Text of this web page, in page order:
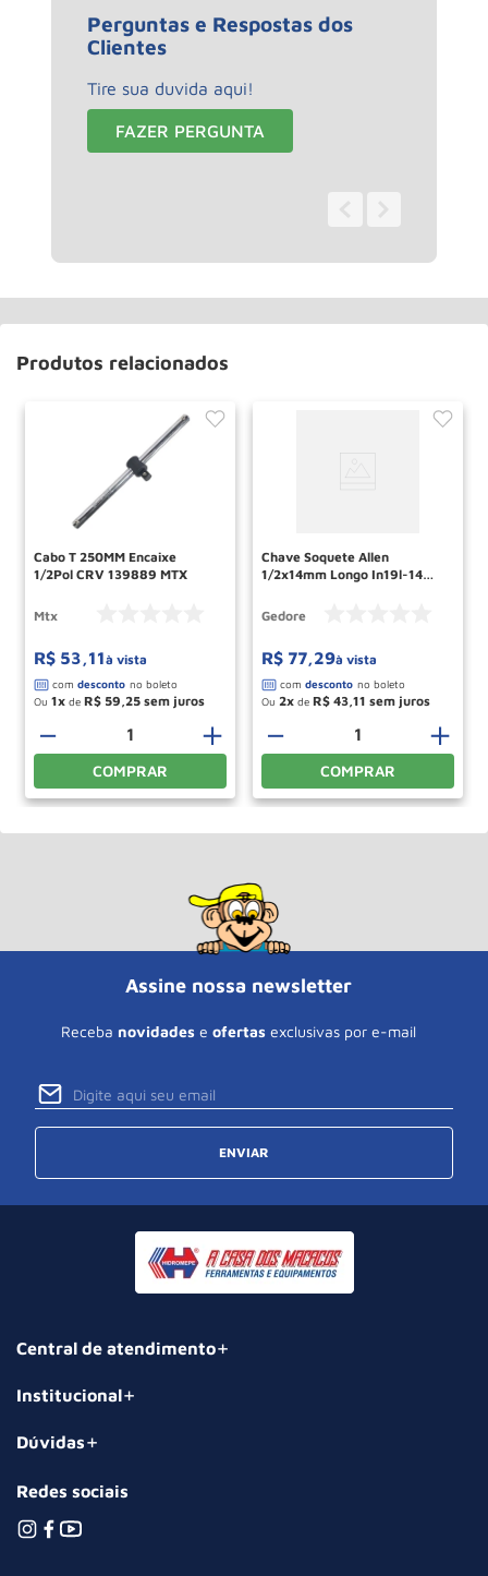
Perguntas e Respostas dos
Clientes
Tire sua duvida aqui!
FAZER PERGUNTA
Produtos relacionados
Cabo T 250MM Encaixe
1/2Pol CRV 139889 MTX
Mtx
R$ 53,11à vista
Ou 1 de R$ 59,25
＋
－
COMPRAR
Chave Soquete Allen
1/2x14mm Longo In19l-14
Gedore
R$ 77,29à vista
Ou 2 de R$ 43,11
＋
－
COMPRAR
Assine nossa newsletter
Receba novidades e ofertas exclusivas por e-mail
ENVIAR
Central de atendimento
Institucional
Dúvidas
Redes sociais